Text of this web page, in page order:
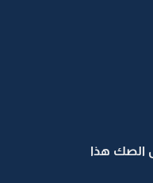
الصك هذا